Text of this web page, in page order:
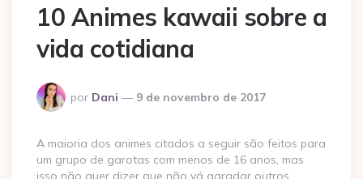
10 Animes kawaii sobre a
vida cotidiana
Postado
por
por Dani 9 de novembro de 2017
A maioria dos animes citados a seguir são feitos para
um grupo de garotas com menos de 16 anos, mas
isso não quer dizer que não vá agradar outros